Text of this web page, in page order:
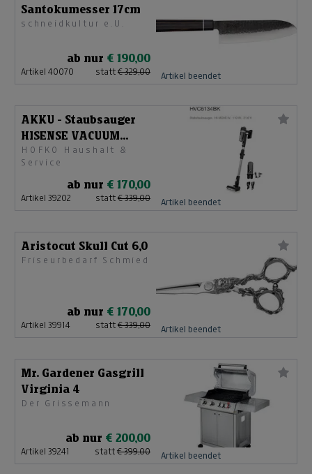
Santokumesser 17cm
schneidkultur e.U.
ab nur € 190,00
Artikel 40070 statt € 329,00 Artikel beendet
AKKU - Staubsauger
HISENSE VACUUM
CLEANER HVC6134BK
HSN
HOFKO Haushalt &
Service
ab nur € 170,00
Artikel 39202 statt € 339,00 Artikel beendet
Aristocut Skull Cut 6,0
Friseurbedarf Schmied
ab nur € 170,00
Artikel 39914 statt € 339,00 Artikel beendet
Mr. Gardener Gasgrill
Virginia 4
Der Grissemann
ab nur € 200,00
Artikel 39241 statt € 399,00 Artikel beendet